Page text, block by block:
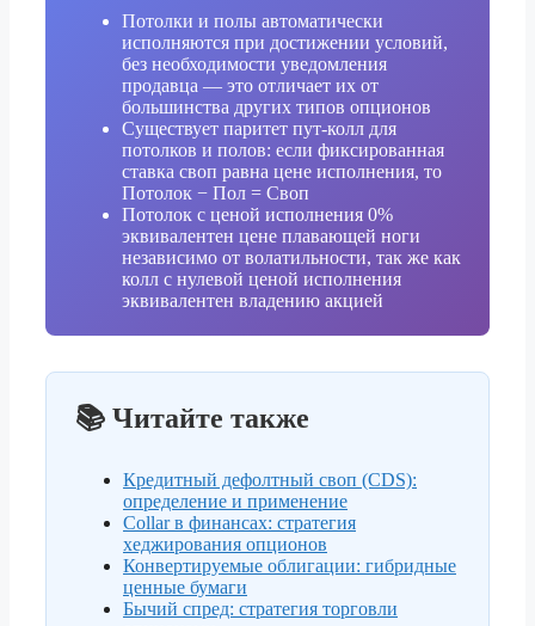
Потолки и полы автоматически
исполняются при достижении условий,
без необходимости уведомления
продавца — это отличает их от
большинства других типов опционов
Существует паритет пут-колл для
потолков и полов: если фиксированная
ставка своп равна цене исполнения, то
Потолок − Пол = Своп
Потолок с ценой исполнения 0%
эквивалентен цене плавающей ноги
независимо от волатильности, так же как
колл с нулевой ценой исполнения
эквивалентен владению акцией
📚 Читайте также
Кредитный дефолтный своп (CDS):
определение и применение
Collar в финансах: стратегия
хеджирования опционов
Конвертируемые облигации: гибридные
ценные бумаги
Бычий спред: стратегия торговли